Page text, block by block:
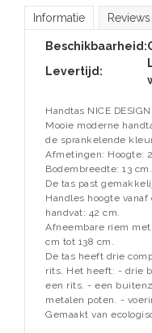
Informatie Reviews
Beschikbaarheid:
Levertijd:
Handtas NICE DESIGN
Mooie moderne
de sprankelende
Afmetingen: Hoogte:
Bodembreedte: 13 cm.
De tas past
Handles hoogte
handvat: 42 cm.
Afneembare riem
cm tot 138 cm.
De tas heeft drie
rits. Het heeft: - drie
een rits. - een
metalen poten. -
Gemaakt van